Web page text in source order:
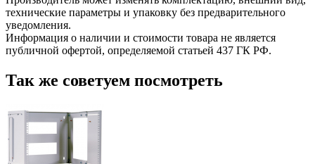
технические параметры и упаковку без предварительного
уведомления.
Информация о наличии и стоимости товара не является
публичной офертой, определяемой статьей 437 ГК РФ.
Так же советуем посмотреть